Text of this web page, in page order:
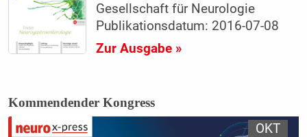
Gesellschaft für Neurologie
Publikationsdatum: 2016-07-08
Zur Ausgabe »
Kommendender Kongress
OKT